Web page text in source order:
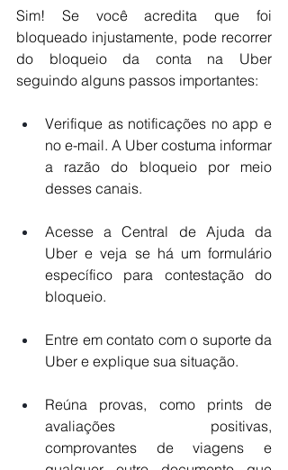
Sim! Se você acredita que foi
bloqueado injustamente, pode recorrer
do bloqueio da conta na Uber
seguindo alguns passos importantes:
Verifique as notificações no app e
no e-mail. A Uber costuma informar
a razão do bloqueio por meio
desses canais.
Acesse a Central de Ajuda da
Uber e veja se há um formulário
específico para contestação do
bloqueio.
Entre em contato com o suporte da
Uber e explique sua situação.
Reúna provas, como prints de
avaliações positivas,
comprovantes de viagens e